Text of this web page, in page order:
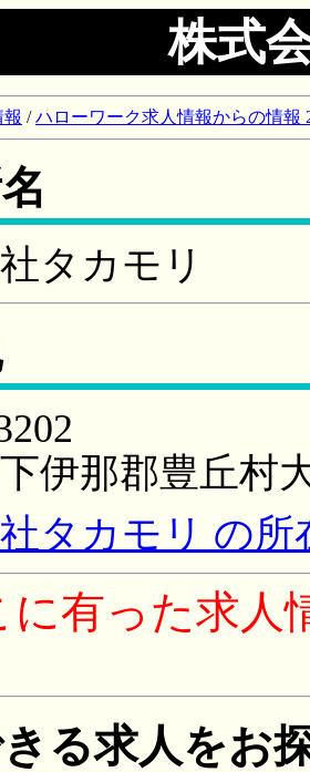
株式
/ハローワーク求人情報からの情報
タカモリ
伊那郡豊丘村
タカモリ の所
有った求人
る求人をお